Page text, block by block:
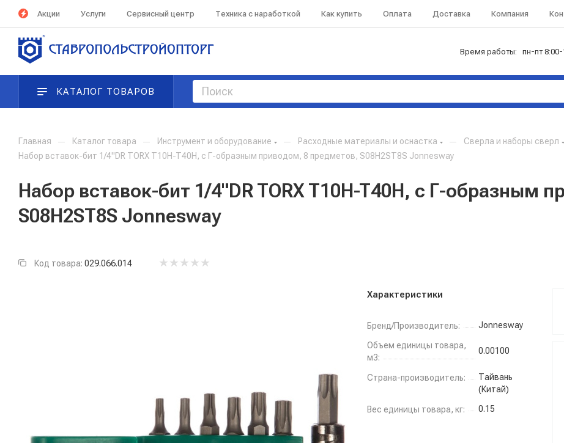
Акции Услуги Сервисный центр Техника с наработкой Как купить Оплата Доставка Компания
Время работы: пн-пт
КАТАЛОГ ТОВАРОВ
Главная — Каталог товара — Инструмент и оборудование — Расходные материалы и оснастка — Сверла и наборы сверл
Набор вставок-бит 1/4"DR TORX T10H-T40H, c Г-образным приводом, 8 предметов, S08H2ST8S Jonnesway
Набор вставок-бит 1/4"DR TORX T10H-T40H, c Г-образным
S08H2ST8S Jonnesway
Код товара: 029.066.014
Характеристики
Бренд/Производитель: Jonnesway
Объем единицы товара,
м3:
0.00100
Страна-производитель:
Тайвань
(Китай)
Вес единицы товара, кг: 0.15